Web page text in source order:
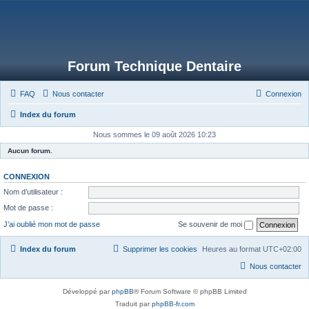
Forum Technique Dentaire
FAQ Nous contacter Connexion
Index du forum
Nous sommes le 09 août 2026 10:23
Aucun forum.
CONNEXION
Nom d’utilisateur :
Mot de passe :
J’ai oublié mon mot de passe
Se souvenir de moi
Index du forum Heures au format UTC+02:00
Supprimer les cookies
Nous contacter
Développé parphpBB® Forum Software © phpBB Limited
Traduit parphpBB-fr.com